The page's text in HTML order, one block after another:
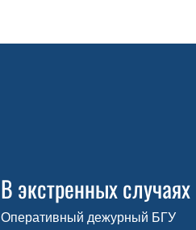
В экстренных случаях
Оперативный дежурный БГУ